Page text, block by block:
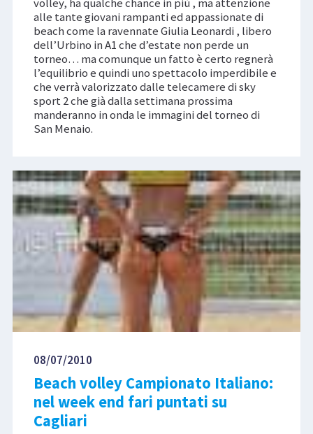
alle tante giovani rampanti ed appassionate di
beach come la ravennate Giulia Leonardi , libero
dell’Urbino in A1 che d’estate non perde un
torneo… ma comunque un fatto è certo regnerà
l’equilibrio e quindi uno spettacolo imperdibile e
che verrà valorizzato dalle telecamere di sky
sport 2 che già dalla settimana prossima
manderanno in onda le immagini del torneo di
San Menaio.
08/07/2010
Beach volley Campionato Italiano:
nel week end fari puntati su
Cagliari